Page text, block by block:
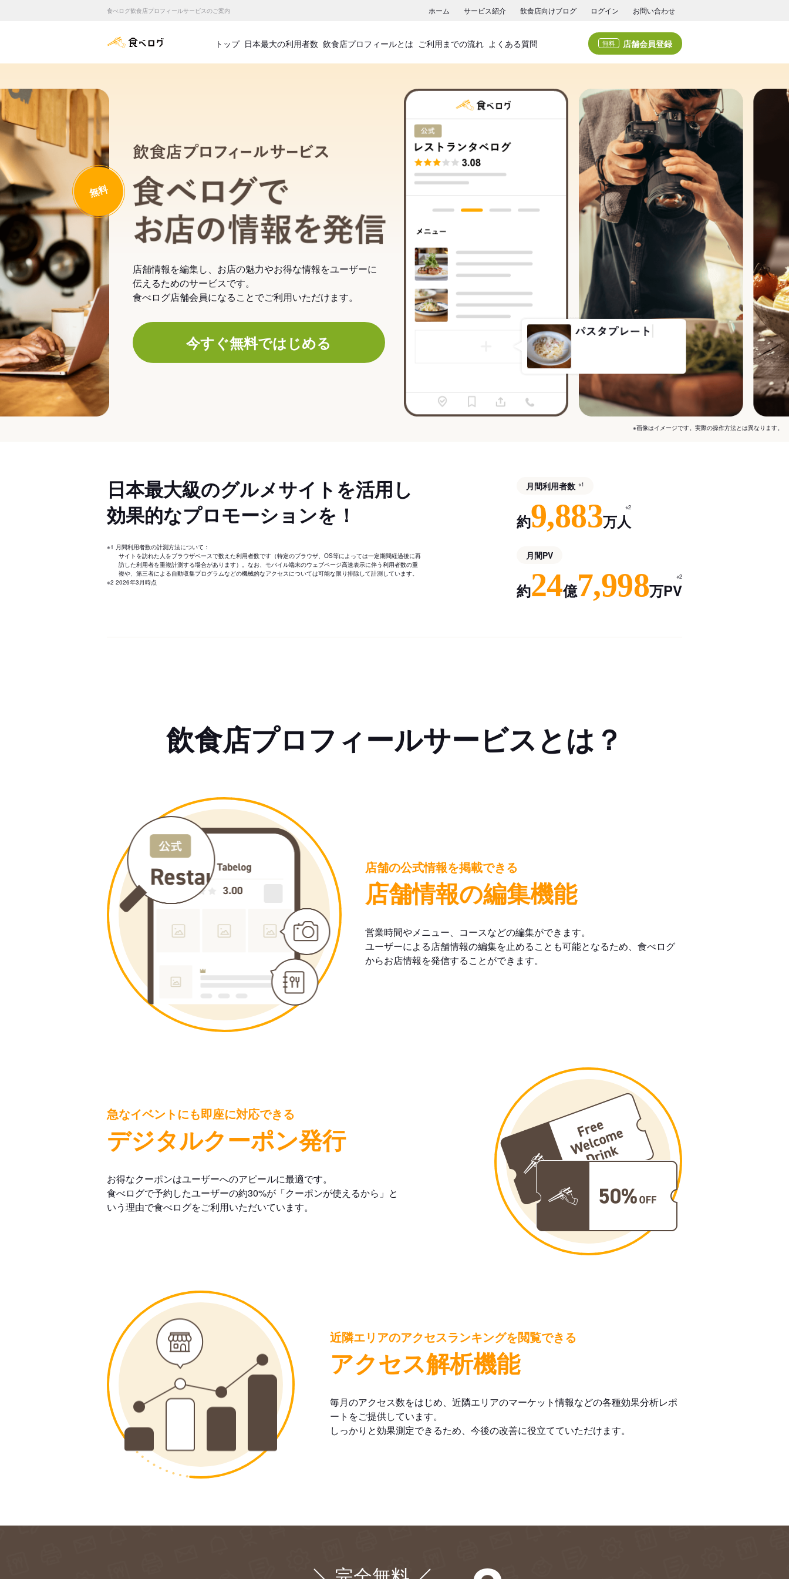
食べログ飲食店プロフィールサービスのご案内 ホーム サービス紹介 飲食店向けブログ ログイン お問い合わせ
食べログ店舗管理画面
トップ 日本最大の利用者数 飲食店プロフィールとは ご利用までの流れ よくある質問 無料 店舗会員登録
飲食店プロフィールサービス
食べログでお店の情報を発信
無料
店舗情報を編集し、お店の魅力やお得な情報をユーザーに
伝えるためのサービスです。
食べログ店舗会員になることでご利用いただけます。
今すぐ無料ではじめる
※画像はイメージです。実際の操作方法とは異なります。
日本最大級のグルメサイトを活用し
効果的なプロモーションを！
※1 月間利用者数の計測方法について：
サイトを訪れた人をブラウザベースで数えた利用者数です（特定のブラウザ、OS等によっては一定期間経過後に再
訪した利用者を重複計測する場合があります）。なお、モバイル端末のウェブページ高速表示に伴う利用者数の重
複や、第三者による自動収集プログラムなどの機械的なアクセスについては可能な限り排除して計測しています。
※2 2026年3月時点
月間利用者数 ※1
約9,883万人
※2
月間PV
約24億7,998万PV
※2
飲食店プロフィールサービスとは？
店舗の公式情報を掲載できる
店舗情報の編集機能
営業時間やメニュー、コースなどの編集ができます。
ユーザーによる店舗情報の編集を止めることも可能となるため、食べログ
からお店情報を発信することができます。
急なイベントにも即座に対応できる
デジタルクーポン発行
お得なクーポンはユーザーへのアピールに最適です。
食べログで予約したユーザーの約30%が「クーポンが使えるから」と
いう理由で食べログをご利用いただいています。
近隣エリアのアクセスランキングを閲覧できる
アクセス解析機能
毎月のアクセス数をはじめ、近隣エリアのマーケット情報などの各種効果分析レポ
ートをご提供しています。
しっかりと効果測定できるため、今後の改善に役立てていただけます。